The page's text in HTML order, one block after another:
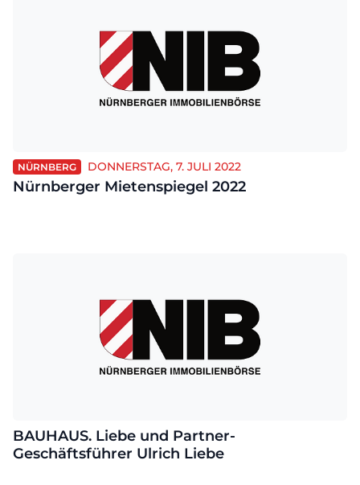
NÜRNBERG DONNERSTAG, 7. JULI 2022
Nürnberger Mietenspiegel 2022
BAUHAUS. Liebe und Partner-
Geschäftsführer Ulrich Liebe